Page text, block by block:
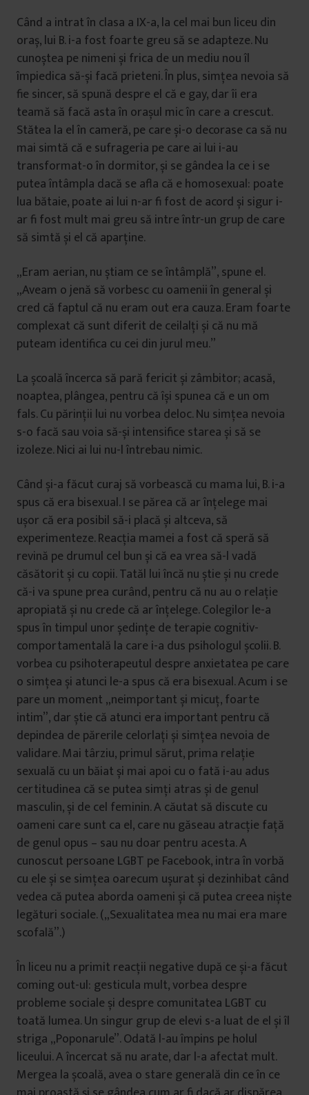
Când a intrat în clasa a IX-a, la cel mai bun liceu din
oraș, lui B. i-a fost foarte greu să se adapteze. Nu
cunoștea pe nimeni și frica de un mediu nou îl
împiedica să-și facă prieteni. În plus, simțea nevoia să
fie sincer, să spună despre el că e gay, dar îi era
teamă să facă asta în orașul mic în care a crescut.
Stătea la el în cameră, pe care și-o decorase ca să nu
mai simtă că e sufrageria pe care ai lui i-au
transformat-o în dormitor, și se gândea la ce i se
putea întâmpla dacă se afla că e homosexual: poate
lua bătaie, poate ai lui n-ar fi fost de acord și sigur i-
ar fi fost mult mai greu să intre într-un grup de care
să simtă și el că aparține.
„Eram aerian, nu știam ce se întâmplă”, spune el.
„Aveam o jenă să vorbesc cu oamenii în general și
cred că faptul că nu eram out era cauza. Eram foarte
complexat că sunt diferit de ceilalți și că nu mă
puteam identifica cu cei din jurul meu.”
La școală încerca să pară fericit și zâmbitor; acasă,
noaptea, plângea, pentru că își spunea că e un om
fals. Cu părinții lui nu vorbea deloc. Nu simțea nevoia
s-o facă sau voia să-și intensifice starea și să se
izoleze. Nici ai lui nu-l întrebau nimic.
Când și-a făcut curaj să vorbească cu mama lui, B. i-a
spus că era bisexual. I se părea că ar înțelege mai
ușor că era posibil să-i placă și altceva, să
experimenteze. Reacția mamei a fost că speră să
revină pe drumul cel bun și că ea vrea să-l vadă
căsătorit și cu copii. Tatăl lui încă nu știe și nu crede
că-i va spune prea curând, pentru că nu au o relație
apropiată și nu crede că ar înțelege. Colegilor le-a
spus în timpul unor ședințe de terapie cognitiv-
comportamentală la care i-a dus psihologul școlii. B.
vorbea cu psihoterapeutul despre anxietatea pe care
o simțea și atunci le-a spus că era bisexual. Acum i se
pare un moment „neimportant și micuț, foarte
intim”, dar știe că atunci era important pentru că
depindea de părerile celorlați și simțea nevoia de
validare. Mai târziu, primul sărut, prima relație
sexuală cu un băiat și mai apoi cu o fată i-au adus
certitudinea că se putea simți atras și de genul
masculin, și de cel feminin. A căutat să discute cu
oameni care sunt ca el, care nu găseau atracție față
de genul opus – sau nu doar pentru acesta. A
cunoscut persoane LGBT pe Facebook, intra în vorbă
cu ele și se simțea oarecum ușurat și dezinhibat când
vedea că putea aborda oameni și că putea creea niște
legături sociale. („Sexualitatea mea nu mai era mare
scofală”.)
În liceu nu a primit reacții negative după ce și-a făcut
coming out-ul: gesticula mult, vorbea despre
probleme sociale și despre comunitatea LGBT cu
toată lumea. Un singur grup de elevi s-a luat de el și îl
striga „Poponarule”. Odată l-au împins pe holul
liceului. A încercat să nu arate, dar l-a afectat mult.
Mergea la școală, avea o stare generală din ce în ce